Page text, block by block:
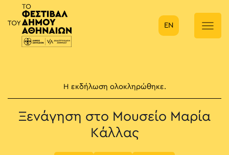
Κύρια πλοήγηση
EN
Η εκδήλωση ολοκληρώθηκε.
Ξενάγηση στο Μουσείο Μαρία
Κάλλας